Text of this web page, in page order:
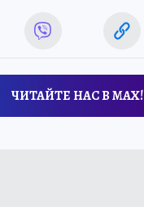
ЧИТАЙТЕ НАС В МАХ!